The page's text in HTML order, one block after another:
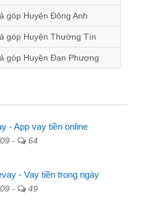
góp Huyện Đông Anh
góp Huyện Thường Tín
góp Huyện Đan Phượng
Tôi là
đọc
- App vay tiền online
- 64
- Vay tiền trong ngày
- 49